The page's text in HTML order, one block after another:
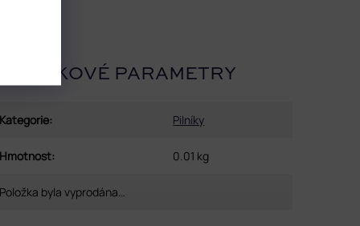
PARAMETRY
Kategorie: Pilníky
Hmotnost: 0.01 kg
Položka byla vyprodána…